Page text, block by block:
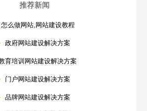
推荐新闻
怎么做网站,网站建设教程
政府网站建设解决方案
育培训网站建设解决方案
门户网站建设解决方案
品牌网站建设解决方案